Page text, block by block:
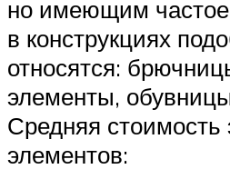
но имеющим
в конструкциях
относятся:
элементы,
Средняя стоимость
элементов: